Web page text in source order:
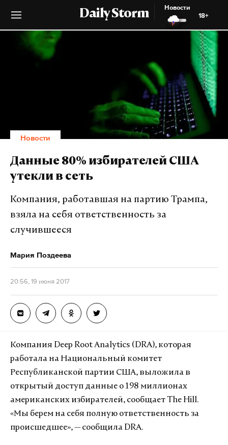
Daily Storm
Новости
18+
Новости
Данные 80% избирателей США
утекли в сеть
Компания, работавшая на партию Трампа,
взяла на себя ответственность за
случившееся
Мария Поздеева
20:56, 19 июня 2017
Компания Deep Root Analytics (DRA), которая
работала на Национальный комитет
Республиканской партии США, выложила в
открытый доступ данные о 198 миллионах
американских избирателей, сообщает The Hill.
«Мы берем на себя полную ответственность за
происшедшее», — сообщила DRA.